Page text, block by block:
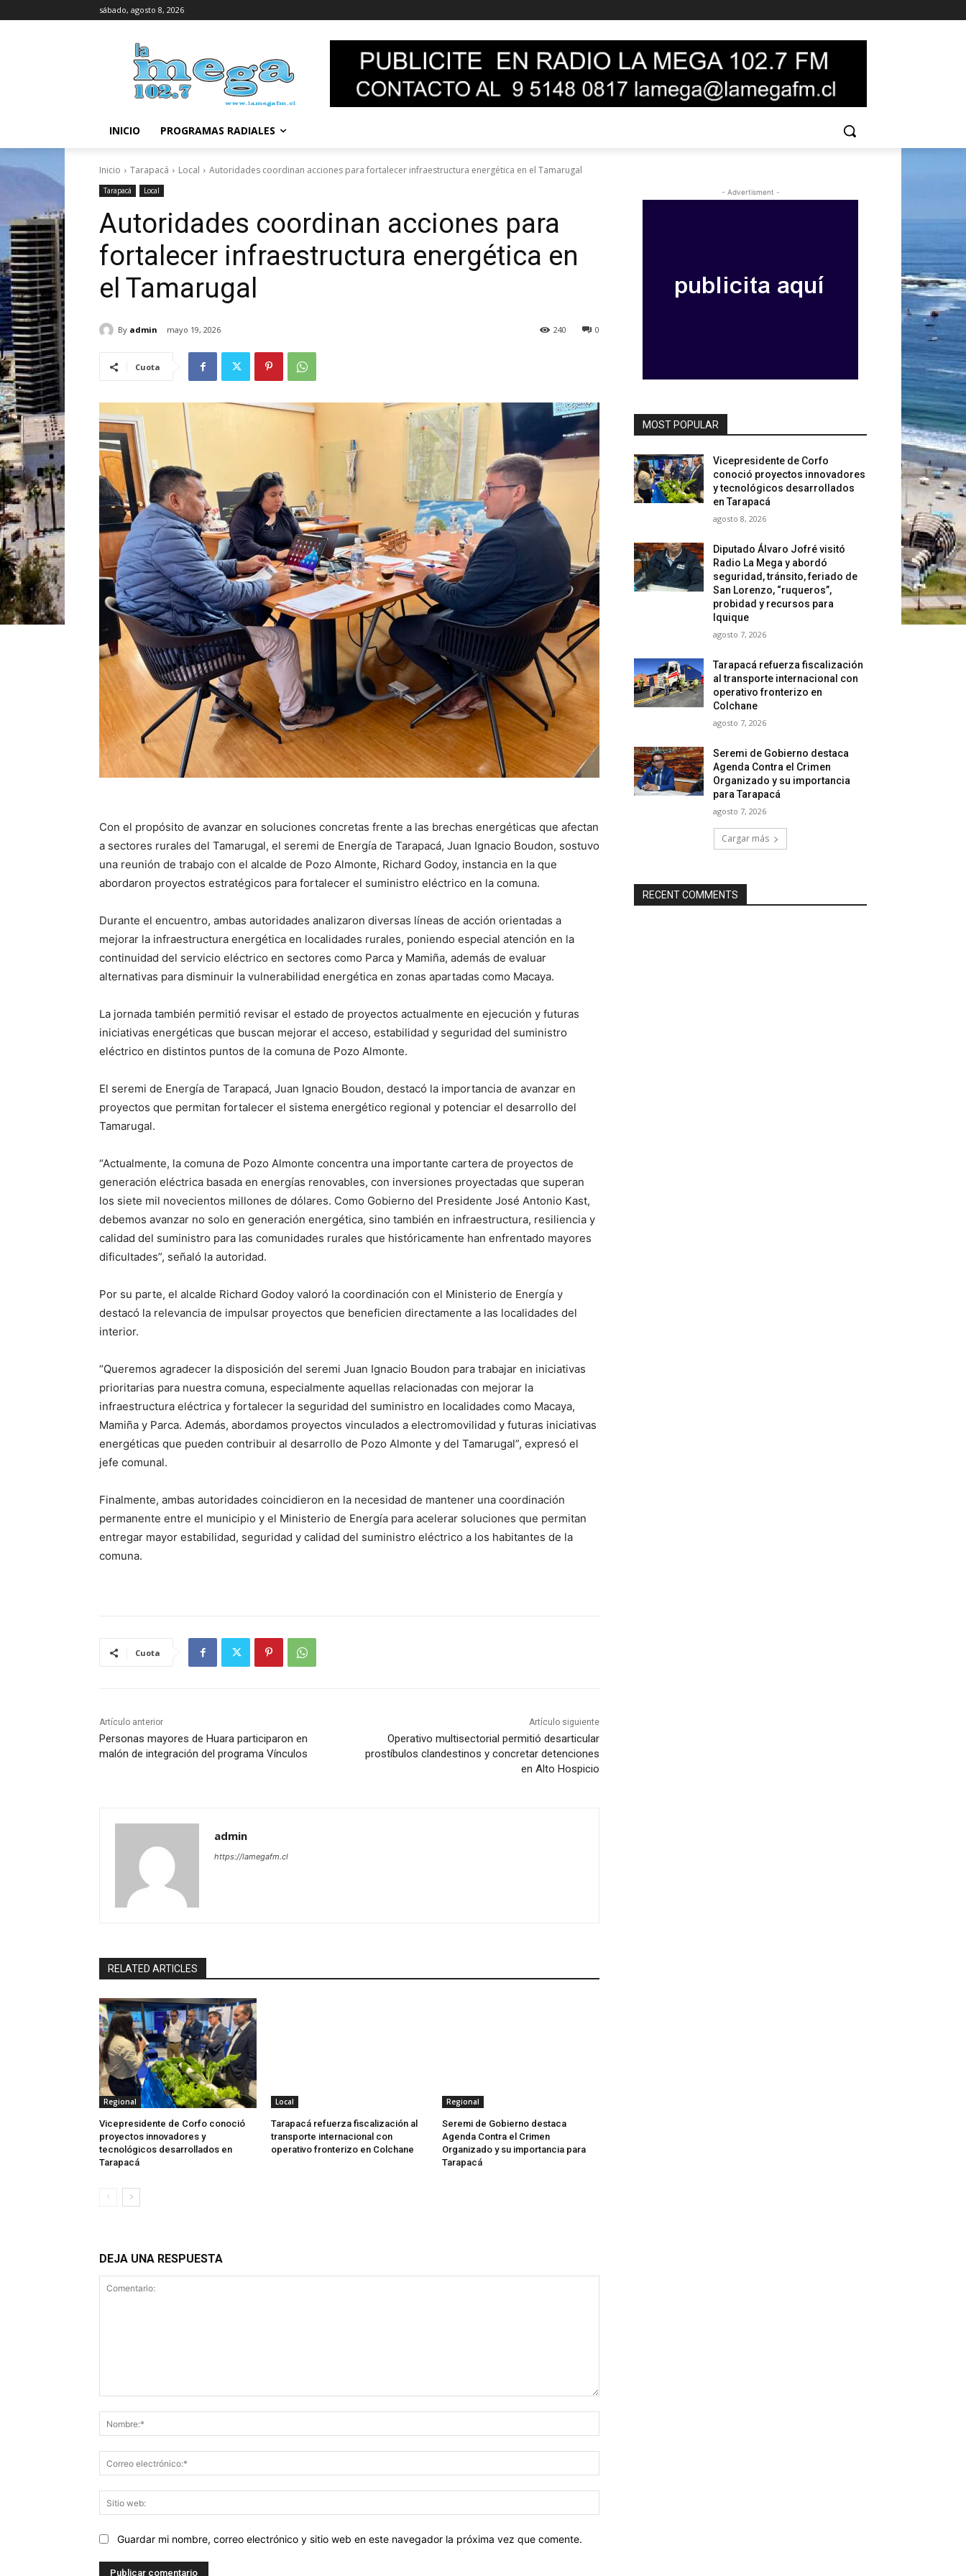
sábado, agosto 8, 2026
INICIO PROGRAMAS RADIALES
Inicio Tarapacá Local Autoridades coordinan acciones para fortalecer infraestructura energética en el Tamarugal
Tarapacá Local
Autoridades coordinan acciones para
fortalecer infraestructura energética en
el Tamarugal
By admin mayo 19, 2026 0
240
Cuota
Con el propósito de avanzar en soluciones concretas frente a las brechas energéticas que afectan
a sectores rurales del Tamarugal, el seremi de Energía de Tarapacá, Juan Ignacio Boudon, sostuvo
una reunión de trabajo con el alcalde de Pozo Almonte, Richard Godoy, instancia en la que
abordaron proyectos estratégicos para fortalecer el suministro eléctrico en la comuna.
Durante el encuentro, ambas autoridades analizaron diversas líneas de acción orientadas a
mejorar la infraestructura energética en localidades rurales, poniendo especial atención en la
continuidad del servicio eléctrico en sectores como Parca y Mamiña, además de evaluar
alternativas para disminuir la vulnerabilidad energética en zonas apartadas como Macaya.
La jornada también permitió revisar el estado de proyectos actualmente en ejecución y futuras
iniciativas energéticas que buscan mejorar el acceso, estabilidad y seguridad del suministro
eléctrico en distintos puntos de la comuna de Pozo Almonte.
El seremi de Energía de Tarapacá, Juan Ignacio Boudon, destacó la importancia de avanzar en
proyectos que permitan fortalecer el sistema energético regional y potenciar el desarrollo del
Tamarugal.
“Actualmente, la comuna de Pozo Almonte concentra una importante cartera de proyectos de
generación eléctrica basada en energías renovables, con inversiones proyectadas que superan
los siete mil novecientos millones de dólares. Como Gobierno del Presidente José Antonio Kast,
debemos avanzar no solo en generación energética, sino también en infraestructura, resiliencia y
calidad del suministro para las comunidades rurales que históricamente han enfrentado mayores
dificultades”, señaló la autoridad.
Por su parte, el alcalde Richard Godoy valoró la coordinación con el Ministerio de Energía y
destacó la relevancia de impulsar proyectos que beneficien directamente a las localidades del
interior.
“Queremos agradecer la disposición del seremi Juan Ignacio Boudon para trabajar en iniciativas
prioritarias para nuestra comuna, especialmente aquellas relacionadas con mejorar la
infraestructura eléctrica y fortalecer la seguridad del suministro en localidades como Macaya,
Mamiña y Parca. Además, abordamos proyectos vinculados a electromovilidad y futuras iniciativas
energéticas que pueden contribuir al desarrollo de Pozo Almonte y del Tamarugal”, expresó el
jefe comunal.
Finalmente, ambas autoridades coincidieron en la necesidad de mantener una coordinación
permanente entre el municipio y el Ministerio de Energía para acelerar soluciones que permitan
entregar mayor estabilidad, seguridad y calidad del suministro eléctrico a los habitantes de la
comuna.
Cuota
Artículo anterior
Personas mayores de Huara participaron en
malón de integración del programa Vínculos
Artículo siguiente
Operativo multisectorial permitió desarticular
prostíbulos clandestinos y concretar detenciones
en Alto Hospicio
admin
https://lamegafm.cl
RELATED ARTICLES
Regional
Vicepresidente de Corfo conoció
proyectos innovadores y
tecnológicos desarrollados en
Tarapacá
Local
Tarapacá refuerza fiscalización al
transporte internacional con
operativo fronterizo en Colchane
Regional
Seremi de Gobierno destaca
Agenda Contra el Crimen
Organizado y su importancia para
Tarapacá
DEJA UNA RESPUESTA
electrónico:*
web:
Guardar mi nombre, correo electrónico y sitio web en este navegador la próxima vez que comente.
- Advertisment -
MOST POPULAR
Vicepresidente de Corfo
conoció proyectos innovadores
y tecnológicos desarrollados
en Tarapacá
agosto 8, 2026
Diputado Álvaro Jofré visitó
Radio La Mega y abordó
seguridad, tránsito, feriado de
San Lorenzo, “ruqueros”,
probidad y recursos para
Iquique
agosto 7, 2026
Tarapacá refuerza fiscalización
al transporte internacional con
operativo fronterizo en
Colchane
agosto 7, 2026
Seremi de Gobierno destaca
Agenda Contra el Crimen
Organizado y su importancia
para Tarapacá
agosto 7, 2026
Cargar más
RECENT COMMENTS